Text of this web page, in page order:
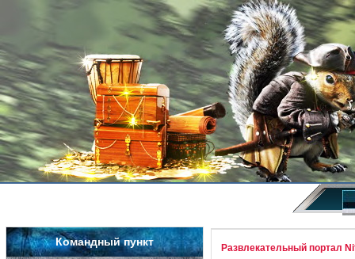
Командный пункт Развлекательный портал